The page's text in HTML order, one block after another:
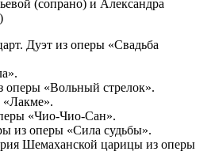
(сопрано) и Александра
Дуэт из оперы «Свадьба
«Вольный стрелок».
«Чио-Чио-Сан».
из оперы «Сила судьбы».
Шемаханской царицы из оперы